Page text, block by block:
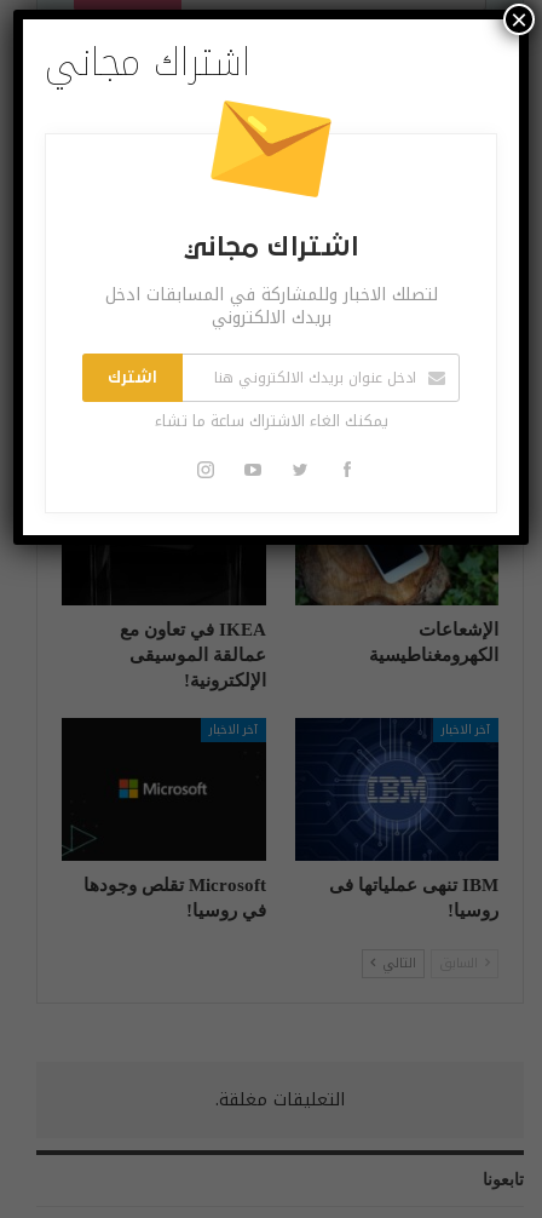
يمكنك الغاء الاشتراك ساعة ما تشاء
تدعم وحدات تحكم
مساعدها الصوتي
قد يعجبك ايضا المزيد عن المؤلف
الإشعاعات
الكهرومغناطيسية
آخر الاخبار
IKEA في تعاون مع
عمالقة الموسيقى
الإلكترونية!
آخر الاخبار
IBM تنهی عملیاتها فی
روسیا!
آخر الاخبار
Microsoft تقلص وجودها
في روسيا!
التالي
التعليقات مغلقة.
تابعونا
اشتراك مجاني
اشتراك مجاني
لتصلك الاخبار وللمشاركة في المسابقات ادخل
بريدك الالكتروني
اشترك
يمكنك الغاء الاشتراك ساعة ما تشاء
×